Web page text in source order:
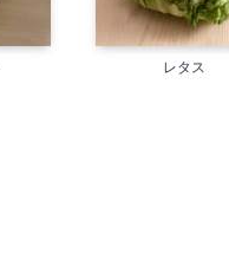
レタス